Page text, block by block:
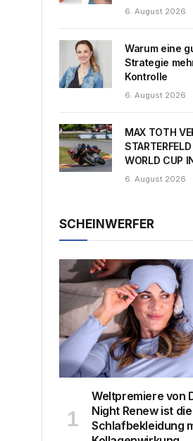
6. August 2026
Warum eine
Strategie
Kontrolle
6. August 2026
MAX TOTH
WORLD CUP
6. August 2026
SCHEINWERFER
Weltpremiere von
Night Renew ist
Schlafbekleidung